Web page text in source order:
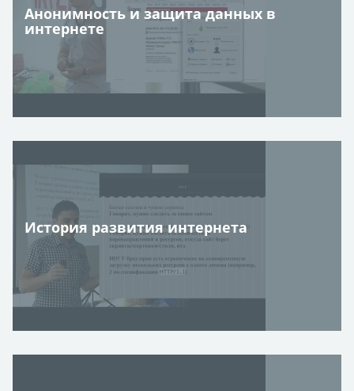
Анонимность и защита данных в
интернете
История развития интернета